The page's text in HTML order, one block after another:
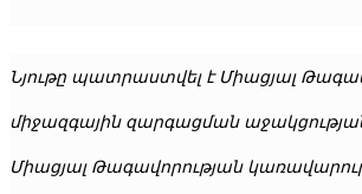
Նյութը պատրաստվել է Միացյալ
միջազգային զարգացման
Միացյալ Թագավորության